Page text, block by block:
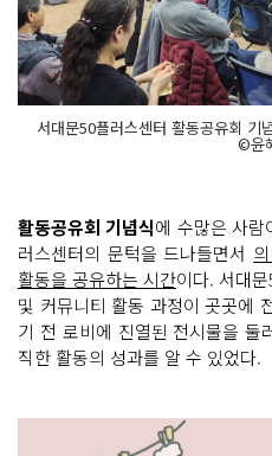
서대문50플러스센터 활동공유회 기
©윤
활동공유회 기념식에 수많은 사람
러스센터의 문턱을 드나들면서
활동을 공유하는 시간이다. 서대
및 커뮤니티 활동 과정이 곳곳에
기 전 로비에 진열된 전시물을 둘
직한 활동의 성과를 알 수 있었다.